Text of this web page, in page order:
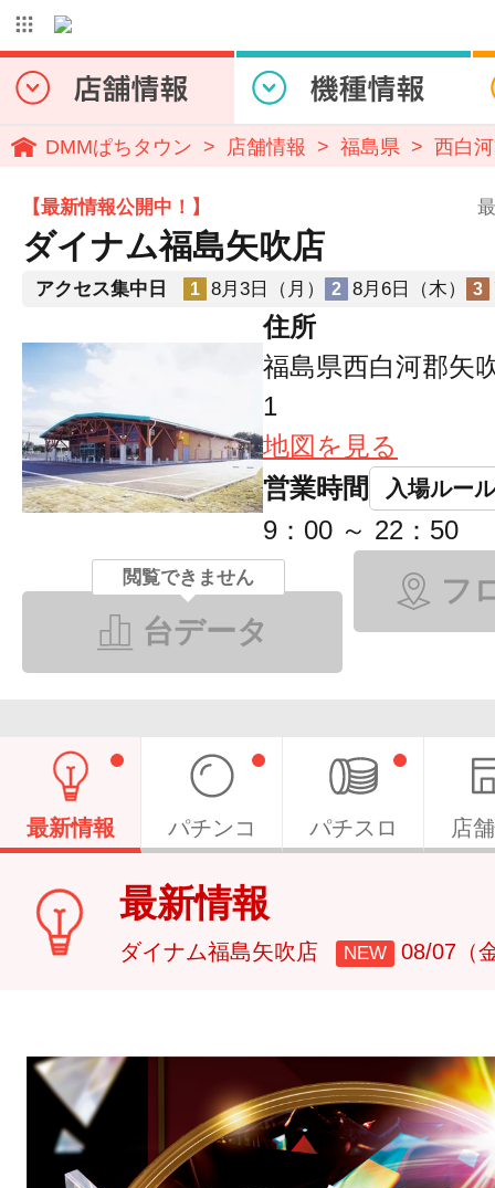
DMMぱちタウン 店舗情報 福島県 西白
【最新情報公開中！】
ダイナム福島矢吹店
アクセス集中日 1 8月3日（月） 2 8月6日（木） 3
住所
福島県西白河郡矢
1
地図を見る
営業時間
入場ルール
9：00 ～ 22：50
閲覧できません
台データ
フ
最新情報 パチンコ パチスロ 店
最新情報
ダイナム福島矢吹店 NEW 08/07（